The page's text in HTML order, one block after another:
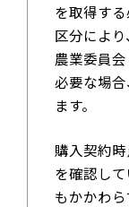
を取得す
区分により
農業委員
必要な場
ます。
購入契約
を確認し
もかかわ